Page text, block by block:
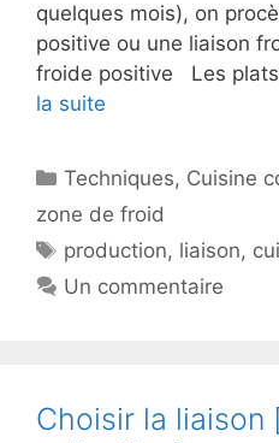
quelques mois), on
positive ou une liaison
froide positive Les
la suite
Catégories
Techniques, Cuisine
zone de froid
Étiquettes
production, liaison,
Un commentaire
Choisir la liaison